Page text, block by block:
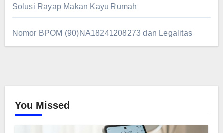
Solusi Rayap Makan Kayu Rumah
Nomor BPOM (90)NA18241208273 dan Legalitas
You Missed